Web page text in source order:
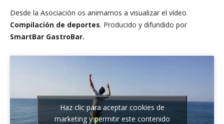
Desde la Asociación os animamos a visualizar el vídeo
Compilación de deportes. Producido y difundido por
SmartBar GastroBar.
Haz clic para aceptar cookies de
marketing y permitir este contenido